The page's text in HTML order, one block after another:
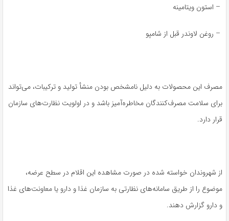
– استون ویتامینه
– روغن لاوندر قبل از شامپو
مصرف این محصولات به دلیل نامشخص بودن منشأ تولید و ترکیبات، می‌تواند
برای سلامت مصرف‌کنندگان مخاطره‌آمیز باشد و در اولویت نظارت‌های سازمان
قرار دارد.
از شهروندان خواسته شده در صورت مشاهده این اقلام در سطح عرضه،
موضوع را از طریق سامانه‌های نظارتی به سازمان غذا و دارو یا معاونت‌های غذا
و دارو گزارش دهند.